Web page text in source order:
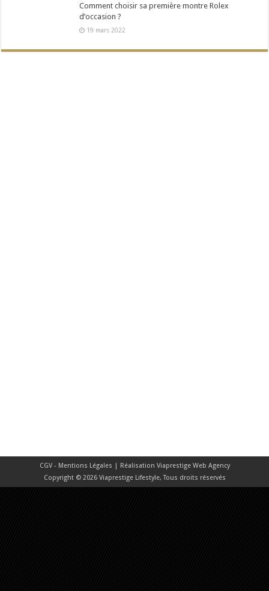
Comment choisir sa première montre Rolex
d’occasion ?
19 mars 2022
CGV - Mentions Légales | Réalisation Viaprestige Web Agency
Copyright © 2026 Viaprestige Lifestyle, Tous droits réservés